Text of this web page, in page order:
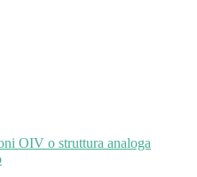
OIV o struttura analoga